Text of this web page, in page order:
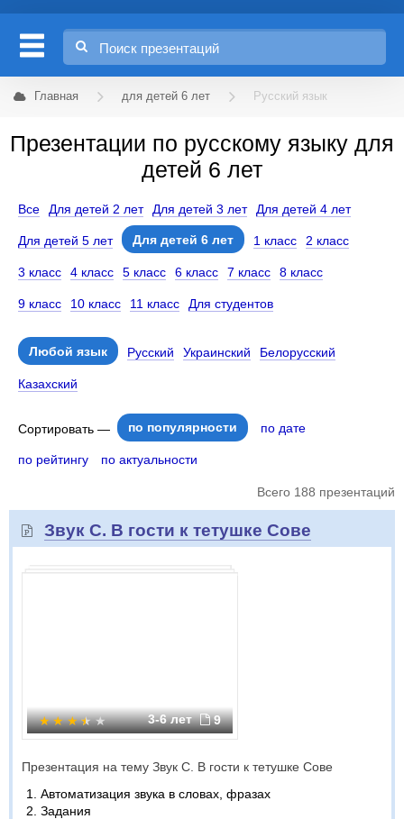
Главная для детей 6 лет Русский язык
Презентации по русскому языку для
детей 6 лет
Все Для детей 2 лет Для детей 3 лет Для детей 4 лет
Для детей 5 лет Для детей 6 лет 1 класс 2 класс
3 класс 4 класс 5 класс 6 класс 7 класс 8 класс
9 класс 10 класс 11 класс Для студентов
Любой язык Русский Украинский Белорусский
Казахский
Сортировать — по популярности по дате
по рейтингу по актуальности
Всего 188 презентаций
Звук С. В гости к тетушке Сове
3-6 лет 9
Презентация на тему Звук С. В гости к тетушке Сове
Автоматизация звука в словах, фразах
Задания